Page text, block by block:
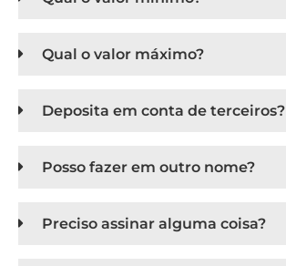
Qual o valor máximo?
Deposita em conta de terceiros?
Posso fazer em outro nome?
Preciso assinar alguma coisa?